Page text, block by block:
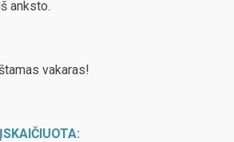
anksto.
vakaras!